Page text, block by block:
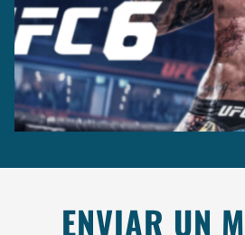
Casting +
Producción
ENVIAR UN